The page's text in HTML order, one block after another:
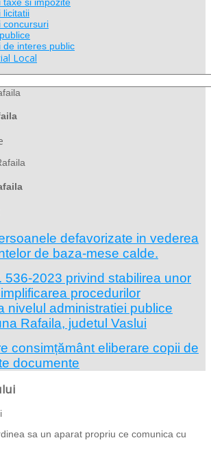
licitatii
concursuri
de interes public
Local
defavorizate in vederea
de baza-mese calde.
536-2023 privind stabilirea unor
procedurilor
nivelul administratiei publice
Rafaila, judetul Vaslui
consimțământ eliberare copii de
documente
sa un aparat propriu ce comunica cu